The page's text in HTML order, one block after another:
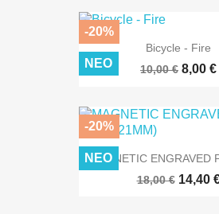
Bicycle - Fire
10,00 € 8,00 €
-20%
ΝΈΟ
MAGNETIC ENGRAVED
18,00 € 14,40
-20%
ΝΈΟ